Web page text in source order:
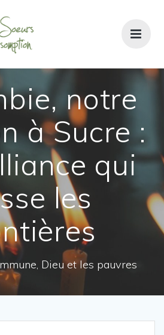
notre
à Sucre :
qui
les
Dieu et les pauvres